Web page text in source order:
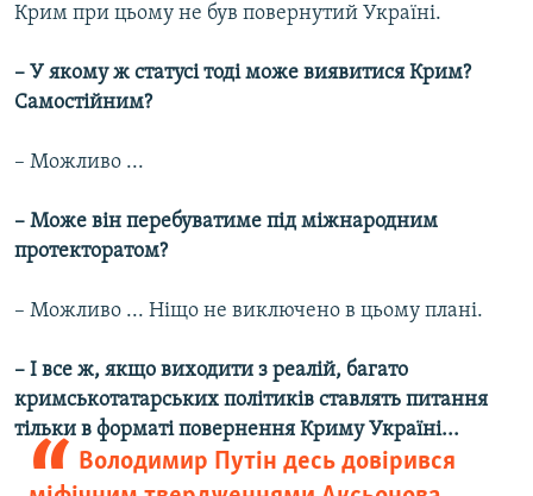
Крим при цьому не був повернутий Україні.
– У якому ж статусі тоді може виявитися Крим?
Самостійним?
– Можливо ...
– Може він перебуватиме під міжнародним
протекторатом?
– Можливо ... Ніщо не виключено в цьому плані.
– І все ж, якщо виходити з реалій, багато
кримськотатарських політиків ставлять питання
тільки в форматі повернення Криму Україні...
Володимир Путін десь довірився